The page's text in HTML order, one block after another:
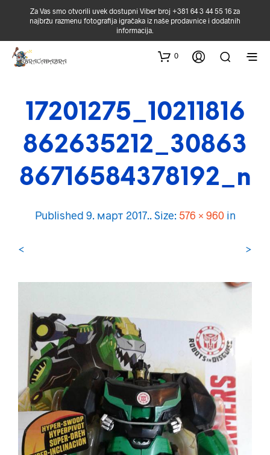
Za Vas smo otvorili uvek dostupni Viber broj +381 64 3 44 55 16 za
najbržu razmenu fotografija igračaka iz naše prodavnice i dodatnih
informacija.
0
17201275_10211816
862635212_30863
86716584378192_n
Published 9. март 2017.. Size: 576 × 960in
< >